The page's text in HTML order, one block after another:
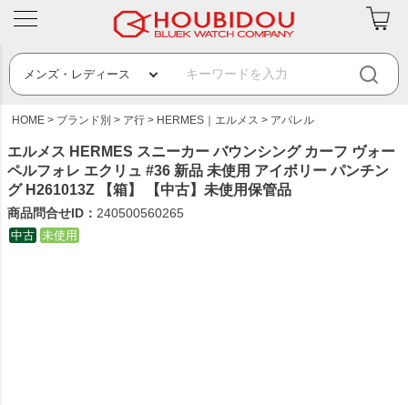
HOME ブランド別 ア行 HERMES｜エルメス アパレル
エルメス HERMES スニーカー バウンシング カーフ ヴォー
ペルフォレ エクリュ #36 新品 未使用 アイボリー パンチン
グ H261013Z 【箱】 【中古】未使用保管品
商品問合せID： 240500560265
中古 未使用